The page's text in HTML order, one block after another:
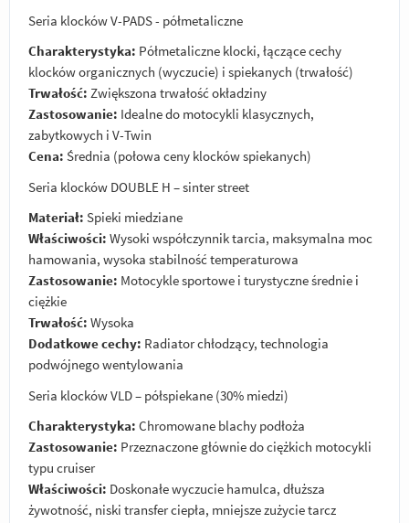
Seria klocków V-PADS - półmetaliczne
Charakterystyka: Półmetaliczne klocki, łączące cechy
klocków organicznych (wyczucie) i spiekanych (trwałość)
Trwałość: Zwiększona trwałość okładziny
Zastosowanie: Idealne do motocykli klasycznych,
zabytkowych i V-Twin
Cena: Średnia (połowa ceny klocków spiekanych)
Seria klocków DOUBLE H – sinter street
Materiał: Spieki miedziane
Właściwości: Wysoki współczynnik tarcia, maksymalna moc
hamowania, wysoka stabilność temperaturowa
Zastosowanie: Motocykle sportowe i turystyczne średnie i
ciężkie
Trwałość: Wysoka
Dodatkowe cechy: Radiator chłodzący, technologia
podwójnego wentylowania
Seria klocków VLD – półspiekane (30% miedzi)
Charakterystyka: Chromowane blachy podłoża
Zastosowanie: Przeznaczone głównie do ciężkich motocykli
typu cruiser
Właściwości: Doskonałe wyczucie hamulca, dłuższa
żywotność, niski transfer ciepła, mniejsze zużycie tarcz